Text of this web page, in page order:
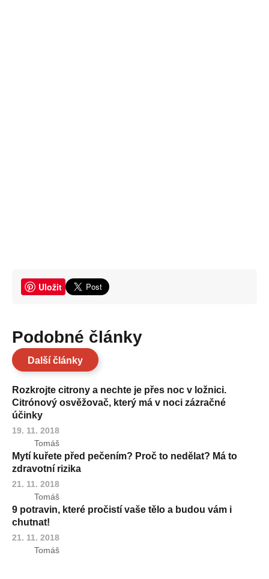
Uložit
Podobné články
Další články
Rozkrojte citrony a nechte je přes noc v ložnici.
Citrónový osvěžovač, který má v noci zázračné
účinky
19. 11. 2018
Tomáš
Mytí kuřete před pečením? Proč to nedělat? Má to
zdravotní rizika
21. 11. 2018
Tomáš
9 potravin, které pročistí vaše tělo a budou vám i
chutnat!
21. 11. 2018
Tomáš